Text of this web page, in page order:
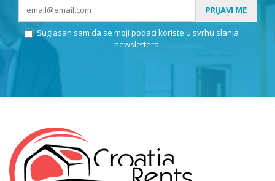
PRIJAVI ME
Suglasan sam da se moji podaci koriste u svrhu slanja
newslettera.